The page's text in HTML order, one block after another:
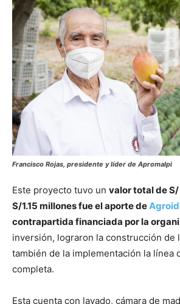
Francisco Rojas, presidente y líder de Apromalpi
Este proyecto tuvo un valor total de
S/1.15 millones fue el aporte de
contrapartida financiada por la
inversión, lograron la construcción de
también de la implementación la línea
completa.
Esta cuenta con lavado, cámara de